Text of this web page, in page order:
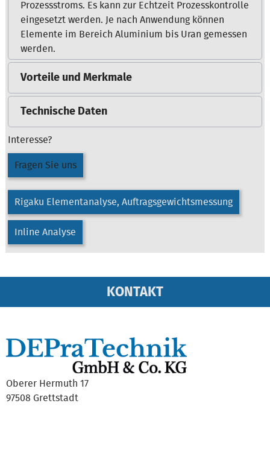
Prozessstroms. Es kann zur Echtzeit Prozesskontrolle
eingesetzt werden. Je nach Anwendung können
Elemente im Bereich Aluminium bis Uran gemessen
werden.
Vorteile und Merkmale
Technische Daten
Interesse?
Fragen Sie uns
Rigaku Elementanalyse, Auftragsgewichtsmessung
Inline Analyse
KONTAKT
Oberer Hermuth 17
97508 Grettstadt